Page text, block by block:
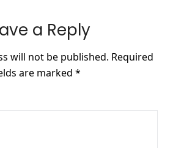
a Reply
will not be published. Required
are marked *